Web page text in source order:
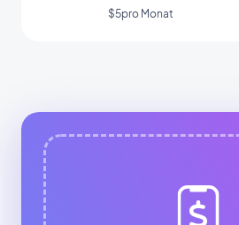
Start Ihrer App
$5pro Monat